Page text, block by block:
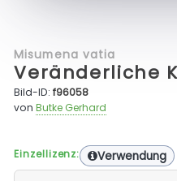
Misumena vatia
Veränderliche
Bild-ID:f96058
vonButke Gerhard
Einzellizenz: Verwendung